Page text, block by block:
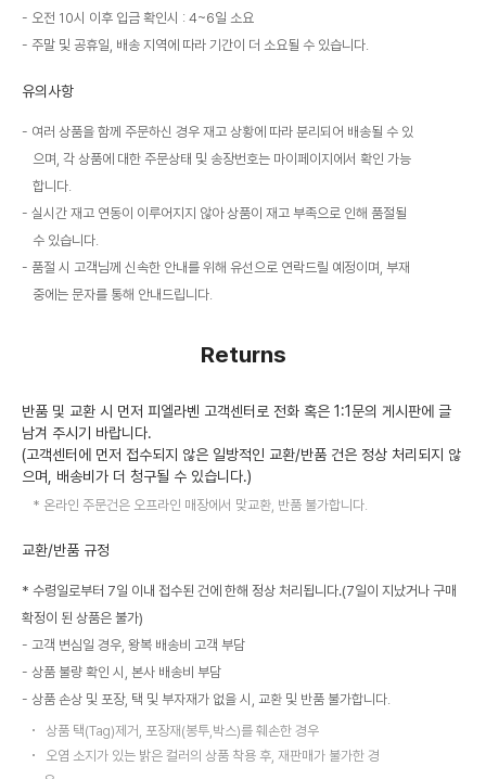
오전 10시 이후 입금 확인시 : 4~6일 소요
주말 및 공휴일, 배송 지역에 따라 기간이 더 소요될 수 있습니다.
유의사항
여러 상품을 함께 주문하신 경우 재고 상황에 따라 분리되어 배송될 수 있
으며, 각 상품에 대한 주문상태 및 송장번호는 마이페이지에서 확인 가능
합니다.
실시간 재고 연동이 이루어지지 않아 상품이 재고 부족으로 인해 품절될
수 있습니다.
품절 시 고객님께 신속한 안내를 위해 유선으로 연락드릴 예정이며, 부재
중에는 문자를 통해 안내드립니다.
Returns
반품 및 교환 시 먼저 피엘라벤 고객센터로 전화 혹은 1:1문의 게시판에 글
남겨 주시기 바랍니다.
(고객센터에 먼저 접수되지 않은 일방적인 교환/반품 건은 정상 처리되지 않
으며, 배송비가 더 청구될 수 있습니다.)
온라인 주문건은 오프라인 매장에서 맞교환, 반품 불가합니다.
교환/반품 규정
* 수령일로부터 7일 이내 접수된 건에 한해 정상 처리됩니다.(7일이 지났거나 구매
확정이 된 상품은 불가)
고객 변심일 경우, 왕복 배송비 고객 부담
상품 불량 확인 시, 본사 배송비 부담
상품 손상 및 포장, 택 및 부자재가 없을 시, 교환 및 반품 불가합니다.
상품 택(Tag)제거, 포장재(봉투,박스)를 훼손한 경우
오염 소지가 있는 밝은 컬러의 상품 착용 후, 재판매가 불가한 경